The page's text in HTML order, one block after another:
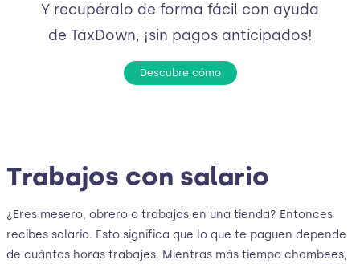
Y recupéralo de forma fácil con ayuda
de TaxDown, ¡sin pagos anticipados!
Descubre cómo
Trabajos con salario
¿Eres mesero, obrero o trabajas en una tienda? Entonces
recibes salario. Esto significa que lo que te paguen depende
de cuántas horas trabajes. Mientras más tiempo chambees,